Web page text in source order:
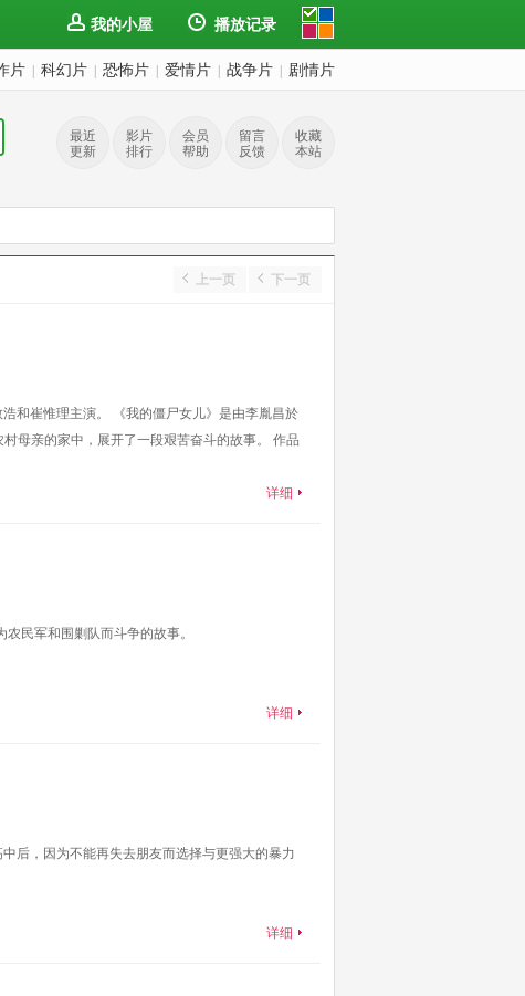
我的小屋 播放记录
片 科幻片 恐怖片 爱情片 战争片 剧情片
最近
更新
影片
排行
会员
帮助
留言
反馈
收藏
本站
上一页 下一页
和崔惟理主演。 《我的僵尸女儿》是由李胤昌於
母亲的家中，展开了一段艰苦奋斗的故事。 作品
详细
民军和围剿队而斗争的故事。
详细
后，因为不能再失去朋友而选择与更强大的暴力
详细